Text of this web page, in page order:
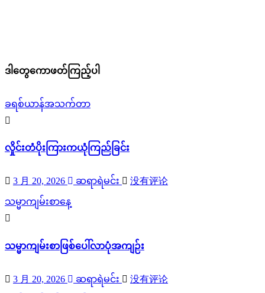
ဒါတွေကောဖတ်ကြည့်ပါ
ခရစ်ယာန်အသက်တာ
လှိုင်းတံပိုးကြားကယုံကြည်ခြင်း
3 月 20, 2026 ဆရာရဲမင်း 没有评论
သမ္မာကျမ်းစာနေ့
သမ္မာကျမ်းစာဖြစ်ပေါ်လာပုံအကျဉ်း
3 月 20, 2026 ဆရာရဲမင်း 没有评论